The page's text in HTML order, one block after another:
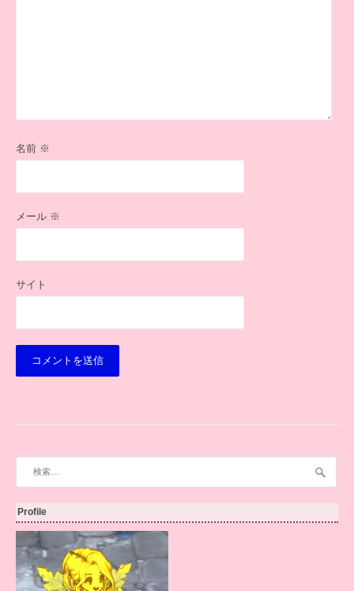
名前 ※
メール ※
サイト
Profile